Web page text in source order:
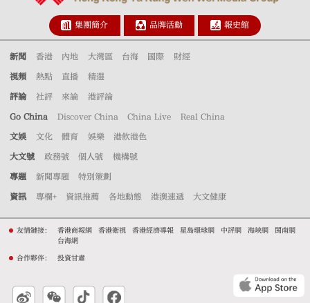
集團簡介 品牌活動 報史館
新聞 香港 內地 大灣區 台海 國際 財經
視頻 熱點 直播 精選
評論 社評 來論 港評論
Go China Discover China China Live Real China
文娛 文化 體育 娛樂 港飲港色
大文號 政務號 個人號 機構號
專題 新聞專題 特別策劃
資訊 專欄+ 資訊推薦 各地動態 港澳速遞 大文健康
友情鏈接： 香港商報網 香港衛視 香港經濟導報 星島環球網 中評網 海峽網
閩南網
台海網
合作夥伴： 投資甘肅